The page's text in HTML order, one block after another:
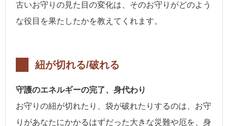
古いお守りの見た目の変化は、そのお守りがどのよう
な役目を果たしたかを教えてくれます。
紐が切れる/破れる
守護のエネルギーの完了、身代わり
お守りの紐が切れたり、袋が破れたりするのは、お守
りがあなたにかかるはずだった大きな災難や厄を、身